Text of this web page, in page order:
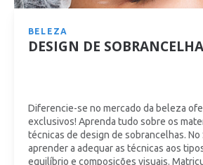
BELEZA
DESIGN DE
Diferencie-se no mercado da beleza
exclusivos! Aprenda tudo sobre os
técnicas de design de sobrancelhas. No
aprender a adequar as técnicas aos
equilíbrio e composições visuais.